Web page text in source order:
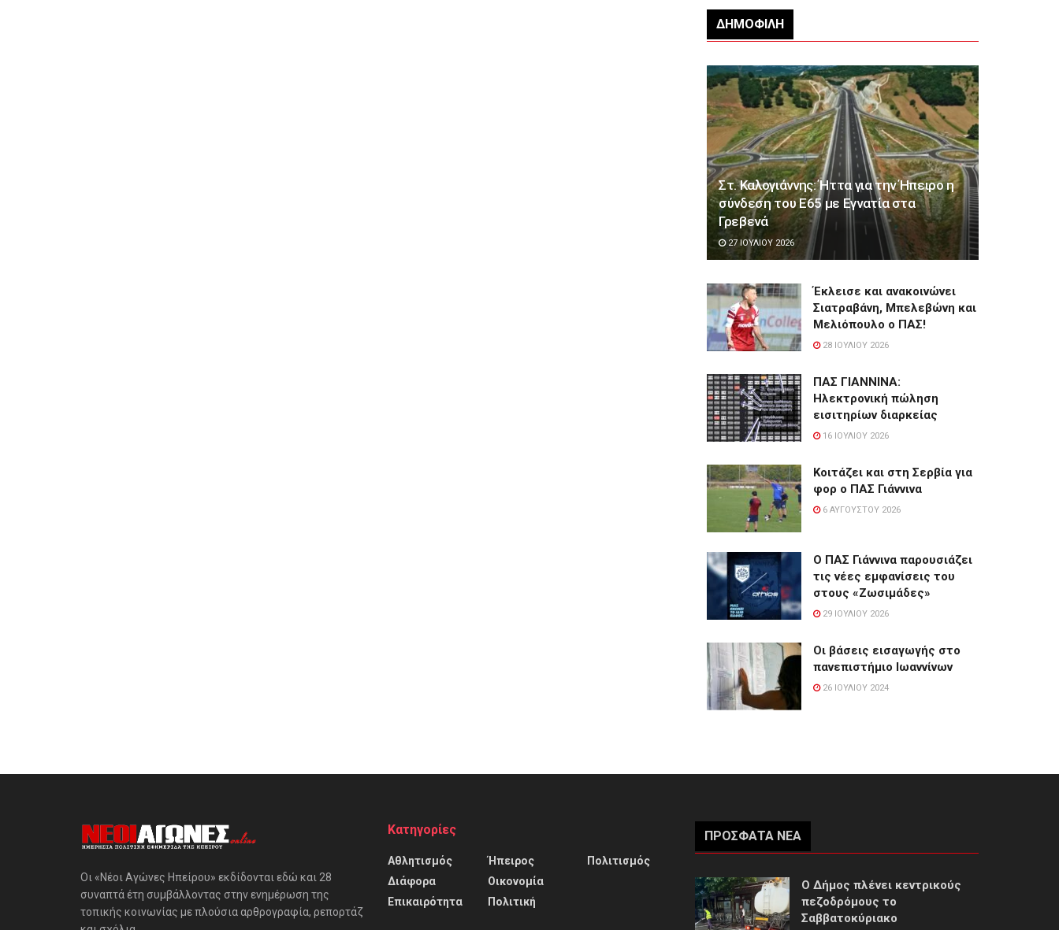
ΔΗΜΟΦΙΛΉ
Στ. Καλογιάννης: Ήττα για την Ήπειρο η
σύνδεση του Ε65 με Εγνατία στα
Γρεβενά
27 ΙΟΥΛΊΟΥ 2026
Έκλεισε και ανακοινώνει
Σιατραβάνη, Μπελεβώνη και
Μελιόπουλο ο ΠΑΣ!
28 ΙΟΥΛΊΟΥ 2026
ΠΑΣ ΓΙΑΝΝΙΝΑ:
Hλεκτρονική πώληση
εισιτηρίων διαρκείας
16 ΙΟΥΛΊΟΥ 2026
Κοιτάζει και στη Σερβία για
φορ ο ΠΑΣ Γιάννινα
6 ΑΥΓΟΎΣΤΟΥ 2026
Ο ΠΑΣ Γιάννινα παρουσιάζει
τις νέες εμφανίσεις του
στους «Ζωσιμάδες»
29 ΙΟΥΛΊΟΥ 2026
Οι βάσεις εισαγωγής στο
πανεπιστήμιο Ιωαννίνων
26 ΙΟΥΛΊΟΥ 2024
Οι «Νέοι Αγώνες Ηπείρου» εκδίδονται εδώ και 28
συναπτά έτη συμβάλλοντας στην ενημέρωση της
τοπικής κοινωνίας με πλούσια αρθρογραφία, ρεπορτάζ
Κατηγορίες
Αθλητισμός
Διάφορα
Επικαιρότητα
Ήπειρος
Οικονομία
Πολιτική
Πολιτισμός
ΠΡΌΣΦΑΤΑ ΝΈΑ
Ο Δήμος πλένει κεντρικούς
πεζοδρόμους το
Σαββατοκύριακο